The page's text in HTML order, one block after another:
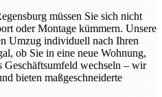
müssen Sie sich nicht
oder Montage kümmern. Unsere
Umzug individuell nach Ihren
ob Sie in eine neue Wohnung,
Geschäftsumfeld wechseln – wir
bieten maßgeschneiderte